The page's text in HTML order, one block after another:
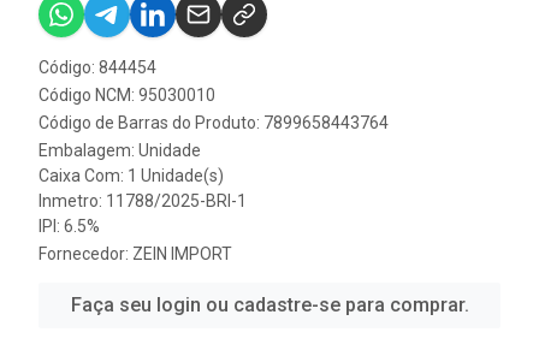
Código: 844454
Código NCM: 95030010
Código de Barras do Produto: 7899658443764
Embalagem: Unidade
Caixa Com: 1 Unidade(s)
Inmetro: 11788/2025-BRI-1
IPI: 6.5%
Fornecedor: ZEIN IMPORT
Faça seu login ou cadastre-se para comprar.